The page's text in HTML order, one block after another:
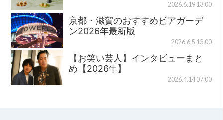
2026.6.19 13:00
京都・滋賀のおすすめビアガーデ
ン2026年最新版
2026.6.5 13:00
【お笑い芸人】インタビューまと
め【2026年】
2026.4.14 07:00